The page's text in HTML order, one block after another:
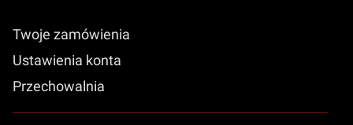
Twoje zamówienia
Ustawienia konta
Przechowalnia